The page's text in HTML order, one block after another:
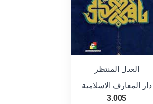
العدل المنتظر
دار المعارف الاسلامية
3.00$